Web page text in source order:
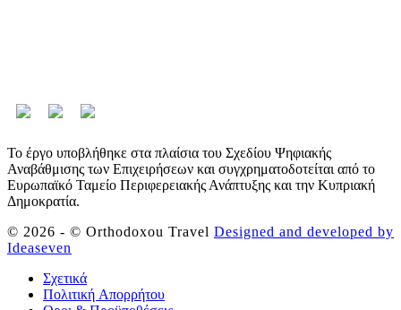
Το έργο υποβλήθηκε στα πλαίσια του Σχεδίου Ψηφιακής
Αναβάθμισης των Επιχειρήσεων και συγχρηματοδοτείται από το
Ευρωπαϊκό Ταμείο Περιφερειακής Ανάπτυξης και την Κυπριακή
Δημοκρατία.
© 2026 - © Orthodoxou Travel Designed and developed by
Ideaseven
Σχετικά
Πολιτική Aπορρήτου